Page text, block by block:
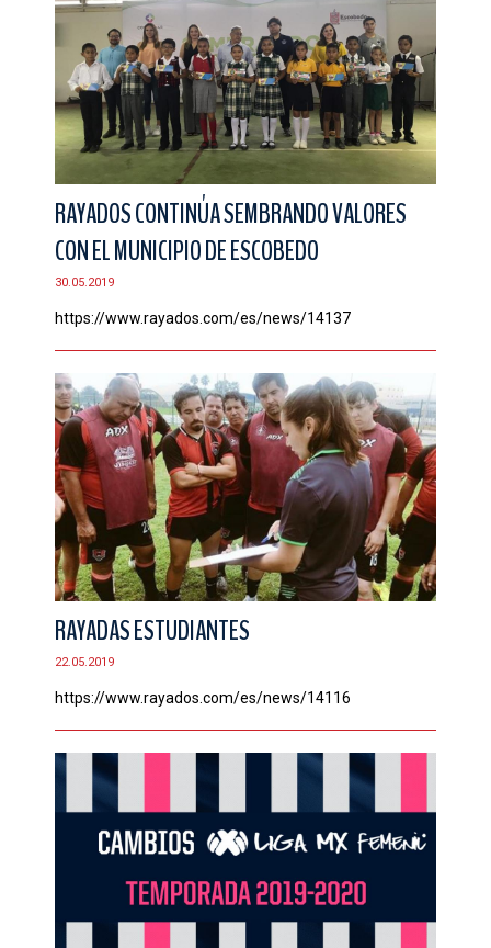
RAYADOS CONTINÚA SEMBRANDO VALORES
CON EL MUNICIPIO DE ESCOBEDO
30.05.2019
https://www.rayados.com/es/news/14137
RAYADAS ESTUDIANTES
22.05.2019
https://www.rayados.com/es/news/14116